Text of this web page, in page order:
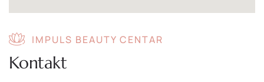
IMPULS BEAUTY CENTAR
Kontakt